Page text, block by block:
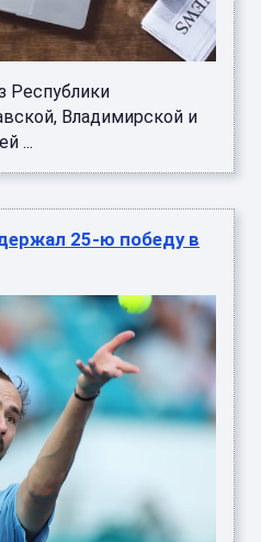
Республики
Владимирской и
...
25-ю победу в